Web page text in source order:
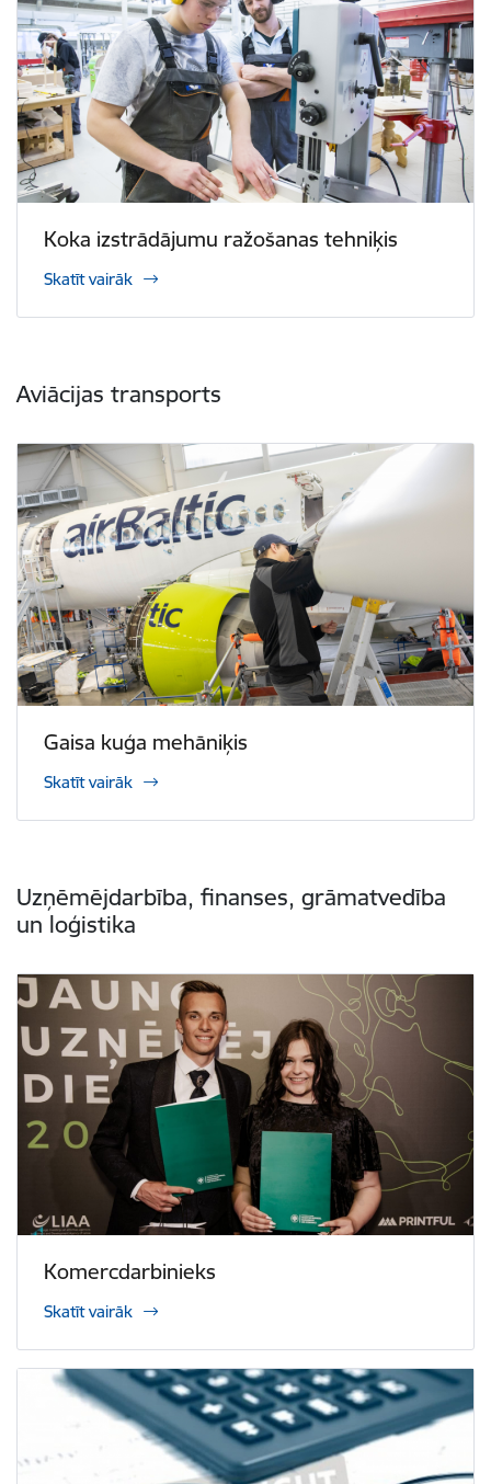
Koka izstrādājumu ražošanas tehniķis
Skatīt vairāk
Aviācijas transports
Gaisa kuģa mehāniķis
Skatīt vairāk
Uzņēmējdarbība, finanses, grāmatvedība
un loģistika
Komercdarbinieks
Skatīt vairāk